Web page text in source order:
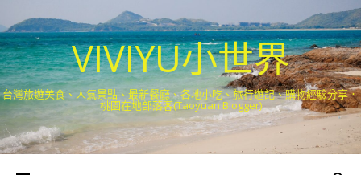
VIVIYU小世界
台灣旅遊美食、人氣景點、最新餐廳、各地小吃、旅行遊記、購物經驗分享．
桃園在地部落客(Taoyuan Blogger)